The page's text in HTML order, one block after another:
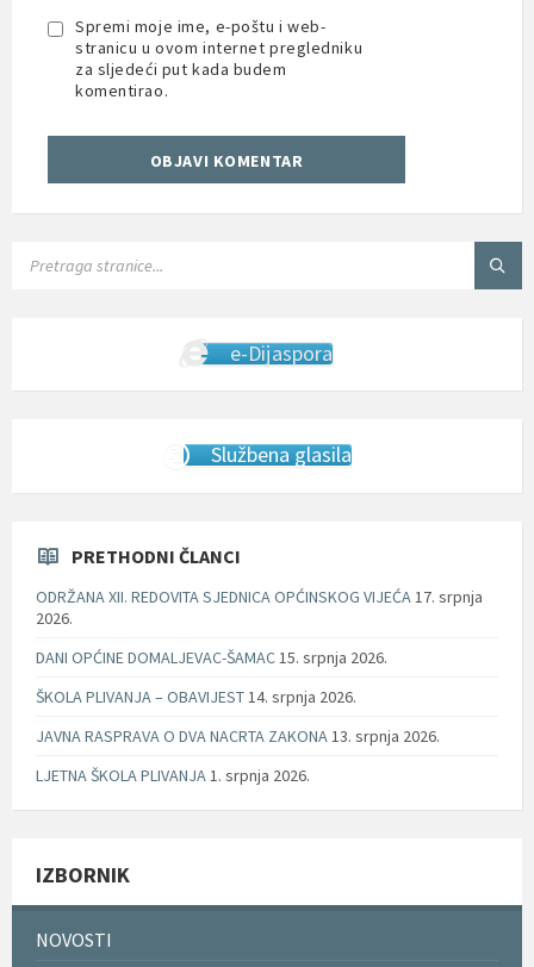
Spremi moje ime, e-poštu i web-
stranicu u ovom internet pregledniku
za sljedeći put kada budem
komentirao.
e-Dijaspora
Službena glasila
PRETHODNI ČLANCI
ODRŽANA XII. REDOVITA SJEDNICA OPĆINSKOG VIJEĆA17. srpnja
2026.
DANI OPĆINE DOMALJEVAC-ŠAMAC15. srpnja 2026.
ŠKOLA PLIVANJA – OBAVIJEST14. srpnja 2026.
JAVNA RASPRAVA O DVA NACRTA ZAKONA13. srpnja 2026.
LJETNA ŠKOLA PLIVANJA1. srpnja 2026.
IZBORNIK
NOVOSTI